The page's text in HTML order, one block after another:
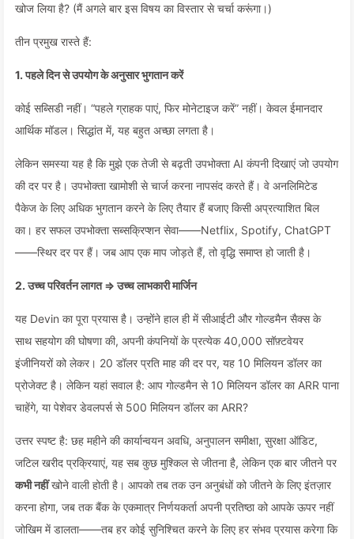
खोज लिया है? (मैं अगले बार इस विषय का विस्तार से चर्चा करूंगा।)
तीन प्रमुख रास्ते हैं:
1. पहले दिन से उपयोग के अनुसार भुगतान करें
कोई सब्सिडी नहीं। “पहले ग्राहक पाएं, फिर मोनेटाइज करें” नहीं। केवल ईमानदार
आर्थिक मॉडल। सिद्धांत में, यह बहुत अच्छा लगता है।
लेकिन समस्या यह है कि मुझे एक तेजी से बढ़ती उपभोक्ता AI कंपनी दिखाएं जो उपयोग
की दर पर है। उपभोक्ता खामोशी से चार्ज करना नापसंद करते हैं। वे अनलिमिटेड
पैकेज के लिए अधिक भुगतान करने के लिए तैयार हैं बजाए किसी अप्रत्याशित बिल
का। हर सफल उपभोक्ता सब्सक्रिप्शन सेवा——Netflix, Spotify, ChatGPT
——स्थिर दर पर हैं। जब आप एक माप जोड़ते हैं, तो वृद्धि समाप्त हो जाती है।
2. उच्च परिवर्तन लागत ⇒ उच्च लाभकारी मार्जिन
यह Devin का पूरा प्रयास है। उन्होंने हाल ही में सीआईटी और गोल्डमैन सैक्स के
साथ सहयोग की घोषणा की, अपनी कंपनियों के प्रत्येक 40,000 सॉफ़्टवेयर
इंजीनियरों को लेकर। 20 डॉलर प्रति माह की दर पर, यह 10 मिलियन डॉलर का
प्रोजेक्ट है। लेकिन यहां सवाल है: आप गोल्डमैन से 10 मिलियन डॉलर का ARR पाना
चाहेंगे, या पेशेवर डेवलपर्स से 500 मिलियन डॉलर का ARR?
उत्तर स्पष्ट है: छह महीने की कार्यान्वयन अवधि, अनुपालन समीक्षा, सुरक्षा ऑडिट,
जटिल खरीद प्रक्रियाएं, यह सब कुछ मुश्किल से जीतना है, लेकिन एक बार जीतने पर
कभी नहींखोने वाली होती है। आपको तब तक उन अनुबंधों को जीतने के लिए इंतज़ार
करना होगा, जब तक बैंक के एकमात्र निर्णयकर्ता अपनी प्रतिष्ठा को आपके ऊपर नहीं
जोखिम में डालता——तब हर कोई सुनिश्चित करने के लिए हर संभव प्रयास करेगा कि